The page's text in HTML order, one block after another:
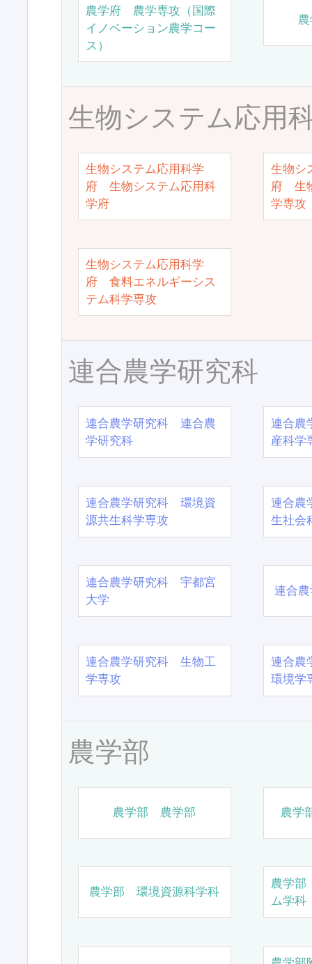
農学府 農学専攻（国際
イノベーション農学コー
ス）
生物システム応用
生物システム応用科学
府 生物システム応用科
学府
生物シ
府 生
学専攻
生物システム応用科学
府 食料エネルギーシス
テム科学専攻
連合農学研究科
連合農学研究科 連合農
学研究科
連合農
産科学
連合農学研究科 環境資
源共生科学専攻
連合農
生社会
連合農学研究科 宇都宮
大学
連合
連合農学研究科 生物工
学専攻
連合農
環境学
農学部
農学部 農学部 農学
農学部 環境資源科学科
農学
ム学科